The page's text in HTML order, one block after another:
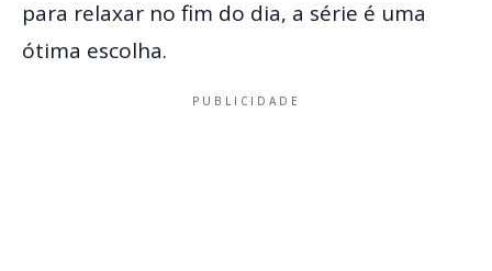
para relaxar no fim do dia, a série é uma
ótima escolha.
PUBLICIDADE